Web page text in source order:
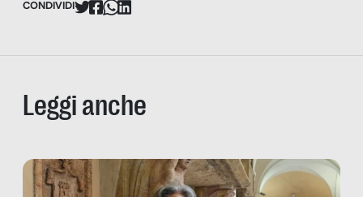
CONDIVIDI
Leggi anche